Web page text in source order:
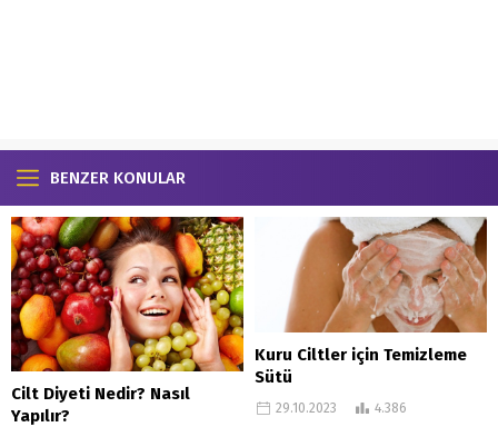
BENZER KONULAR
Cilt Diyeti Nedir? Nasıl
Yapılır?
Kuru Ciltler için Temizleme
Sütü
29.10.2023 4.386